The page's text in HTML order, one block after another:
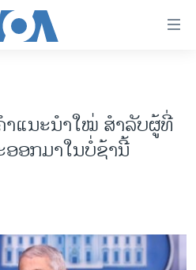
ຳແນະນຳໃໝ່ ສຳລັບຜູ້ທີ່
ອກມາໃນບໍ່ຊ້ານີ້